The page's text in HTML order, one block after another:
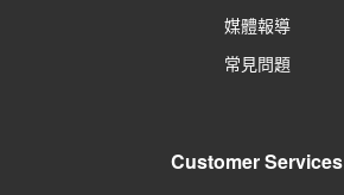
媒體報導
常見問題
Customer Services